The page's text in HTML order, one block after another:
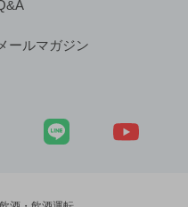
メールマガジン